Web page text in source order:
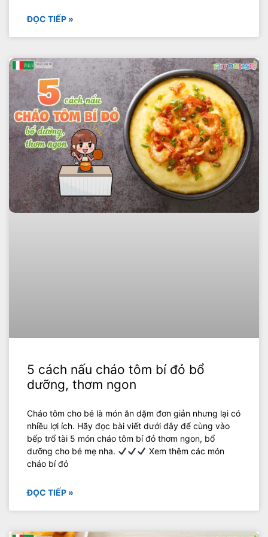
ĐỌC TIẾP »
5 cách nấu cháo tôm bí đỏ bổ
dưỡng, thơm ngon
Cháo tôm cho bé là món ăn dặm đơn giản nhưng lại có
nhiều lợi ích. Hãy đọc bài viết dưới đây để cùng vào
bếp trổ tài 5 món cháo tôm bí đỏ thơm ngon, bổ
dưỡng cho bé mẹ nha.
Xem thêm các món
cháo bí đỏ
ĐỌC TIẾP »